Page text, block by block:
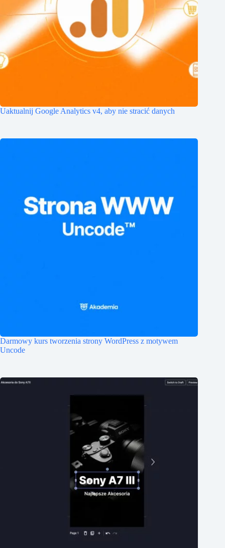
Uaktualnij Google Analytics v4, aby nie stracić danych
Darmowy kurs tworzenia strony WordPress z motywem
Uncode